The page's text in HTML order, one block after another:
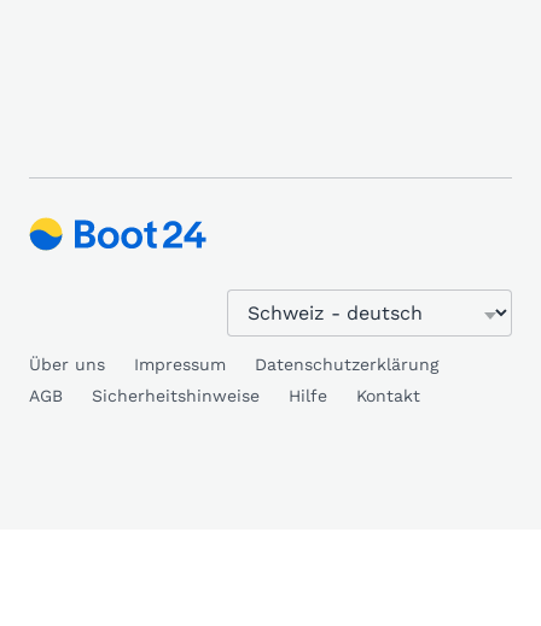
Über uns Impressum
Datenschutzerklärung
AGB
Sicherheitshinweise Hilfe Kontakt